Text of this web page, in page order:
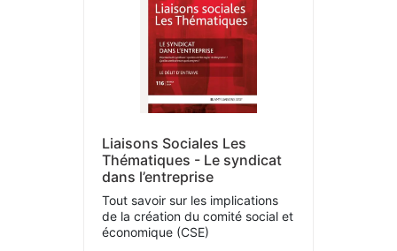
Liaisons Sociales Les
Thématiques - Le syndicat
dans l’entreprise
Tout savoir sur les implications
de la création du comité social et
économique (CSE)